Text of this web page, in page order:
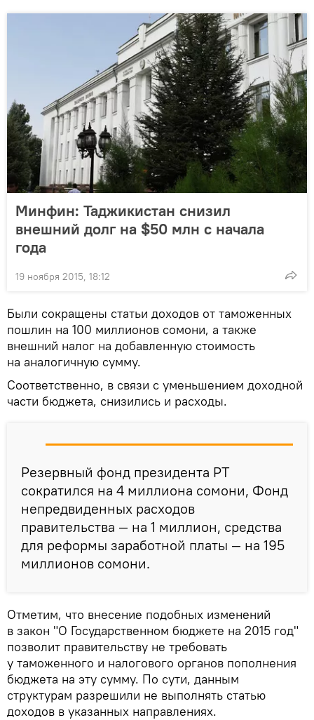
Минфин: Таджикистан снизил
внешний долг на $50 млн с начала
года
19 ноября 2015, 18:12
Были сокращены статьи доходов от таможенных
пошлин на 100 миллионов сомони, а также
внешний налог на добавленную стоимость
на аналогичную сумму.
Соответственно, в связи с уменьшением доходной
части бюджета, снизились и расходы.
Резервный фонд президента РТ
сократился на 4 миллиона сомони, Фонд
непредвиденных расходов
правительства — на 1 миллион, средства
для реформы заработной платы — на 195
миллионов сомони.
Отметим, что внесение подобных изменений
в закон "О Государственном бюджете на 2015 год"
позволит правительству не требовать
у таможенного и налогового органов пополнения
бюджета на эту сумму. По сути, данным
структурам разрешили не выполнять статью
доходов в указанных направлениях.